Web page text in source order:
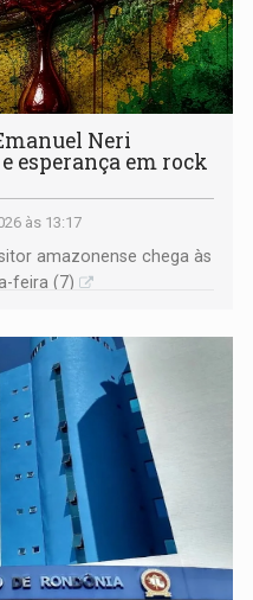
Neri
esperança em rock
às 13:17
amazonense chega às
feira (7)